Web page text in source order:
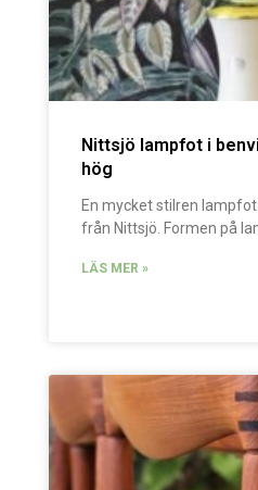
Nittsjö lampfot i
hög
En mycket stilren
från Nittsjö. Formen på
LÄS MER »